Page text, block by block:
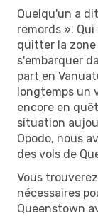
Quelqu'un a
remords ».
quitter la
s'embarquer
part en
longtemps un
encore en
situation
Opodo, nous
des vols de
Vous
nécessaires
Queenstown